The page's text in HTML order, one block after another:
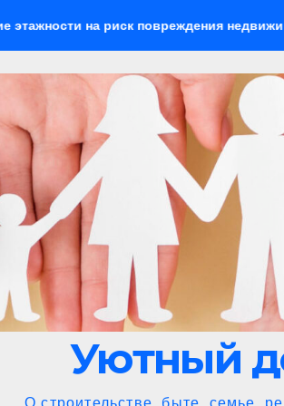
повреждения недвижимости
Уютный
О строительстве, быте, семье,